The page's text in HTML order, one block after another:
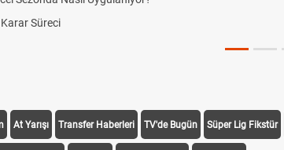
Karar Süreci
At Yarışı Transfer Haberleri TV'de Bugün Süper Lig Fikstür